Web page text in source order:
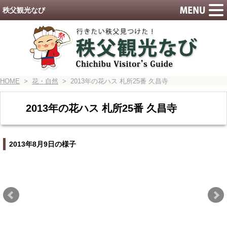
HOME > 花・自然 > 2013年の花ハス 札所25番 久昌寺
2013年の花ハス 札所25番 久昌寺
2013年8月9日の様子
秩父観光なび